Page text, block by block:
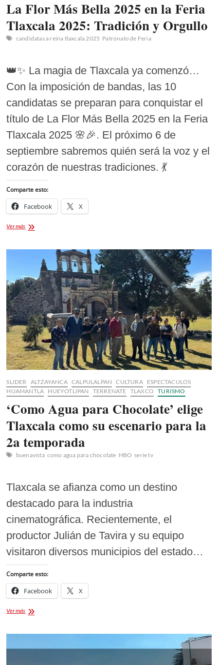
La Flor Más Bella 2025 en la Feria
Tlaxcala 2025: Tradición y Orgullo
candidatas a reina tlaxcala 2025 Patronato de Feria
👑✨ La magia de Tlaxcala ya comenzó…
Con la imposición de bandas, las 10
candidatas se preparan para conquistar el
título de La Flor Más Bella 2025 en la Feria
Tlaxcala 2025 🌸🎉. El próximo 6 de
septiembre sabremos quién será la voz y el
corazón de nuestras tradiciones. 💃
Comparte esto:
Facebook X
Ver másLa
la
Feria
Tlaxcala
2025:
Tradición
y
Orgullo
SLIDER ALTZAYANCA CALPULALPAN CULTURA
ESPECTACULOS
HUAMANTLA HUEYOTLIPAN TERRENATE TLAXCO TURISMO
‘Como Agua para Chocolate’ elige
Tlaxcala como su escenario para la
2a temporada
buenavista como agua para chocolate HBO serie tv
Tlaxcala se afianza como un destino
destacado para la industria
cinematográfica. Recientemente, el
productor Julián de Tavira y su equipo
visitaron diversos municipios del estado…
Comparte esto:
Facebook X
Ver más‘Como
Chocolate’